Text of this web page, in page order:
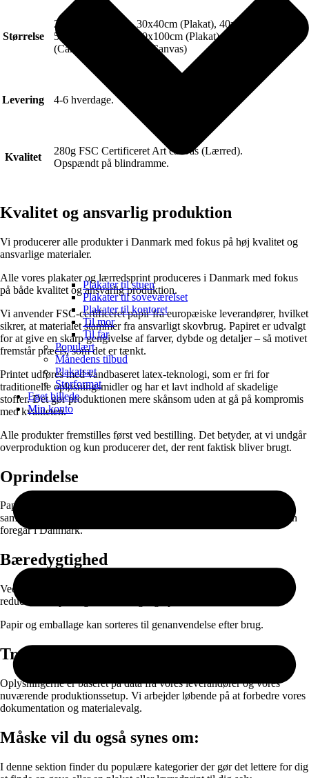
Plakater til stuen
Plakater til soveværelset
Plakater til kontoret
Til mor
Til far
Populært
Månedens tilbud
Plakatsæt
Storformat
Eget billede
Min konto
Størrelse
21x30cm (Plakat), 30x40cm (Plakat), 40x50cm (Plakat),
50x70cm (Plakat), 70x100cm (Plakat), 50x70cm
(Canvas), 70x100cm (Canvas)
Levering 4-6 hverdage.
Kvalitet
280g FSC Certificeret Art canvas (Lærred).
Opspændt på blindramme.
Kvalitet og ansvarlig produktion
Vi producerer alle produkter i Danmark med fokus på høj kvalitet og
ansvarlige materialer.
Alle vores plakater og lærredsprint produceres i Danmark med fokus
på både kvalitet og ansvarlig produktion.
Vi anvender FSC-certificeret papir fra europæiske leverandører, hvilket
sikrer, at materialet stammer fra ansvarligt skovbrug. Papiret er udvalgt
for at give en skarp gengivelse af farver, dybde og detaljer – så motivet
fremstår præcis, som det er tænkt.
Printet udføres med vandbaseret latex-teknologi, som er fri for
traditionelle opløsningsmidler og har et lavt indhold af skadelige
stoffer. Det gør produktionen mere skånsom uden at gå på kompromis
med kvaliteten.
Alle produkter fremstilles først ved bestilling. Det betyder, at vi undgår
overproduktion og kun producerer det, der rent faktisk bliver brugt.
Oprindelse
Papiret produceres i EU og leveres gennem nøje udvalgte
samarbejdspartnere. Selve printet, færdigproduktionen og pakningen
foregår i Danmark.
Bæredygtighed
Ved at kombinere ansvarlige materialer med on-demand produktion
reducerer vi spild og unødvendig lagerproduktion.
Papir og emballage kan sorteres til genanvendelse efter brug.
Transparens
Oplysningerne er baseret på data fra vores leverandører og vores
nuværende produktionssetup. Vi arbejder løbende på at forbedre vores
dokumentation og materialevalg.
Måske vil du også synes om:
I denne sektion finder du populære kategorier der gør det lettere for dig